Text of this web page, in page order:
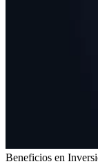
Beneficios en